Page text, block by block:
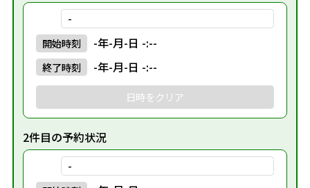
-
開始時刻 -年-月-日 -:--
終了時刻 -年-月-日 -:--
日時をクリア
2件目の予約状況
-